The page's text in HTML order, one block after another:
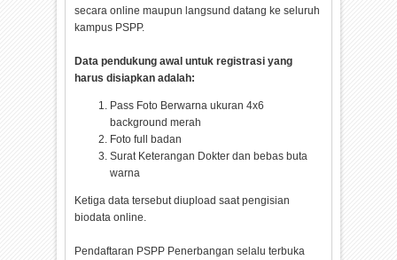
secara online maupun langsund datang ke seluruh
kampus PSPP.
Data pendukung awal untuk registrasi yang
harus disiapkan adalah:
Pass Foto Berwarna ukuran 4x6
background merah
Foto full badan
Surat Keterangan Dokter dan bebas buta
warna
Ketiga data tersebut diupload saat pengisian
biodata online.
Pendaftaran PSPP Penerbangan selalu terbuka